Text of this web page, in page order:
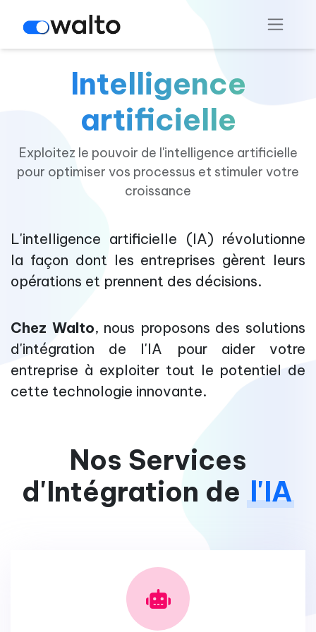
Intelligence
artificielle
Exploitez le pouvoir de l'intelligence artificielle
pour optimiser vos processus et stimuler votre
croissance
L'intelligence artificielle (IA) révolutionne
la façon dont les entreprises gèrent leurs
opérations et prennent des décisions.
Chez Walto, nous proposons des solutions
d'intégration de l'IA pour aider votre
entreprise à exploiter tout le potentiel de
cette technologie innovante.
Nos Services
d'Intégration de l'IA